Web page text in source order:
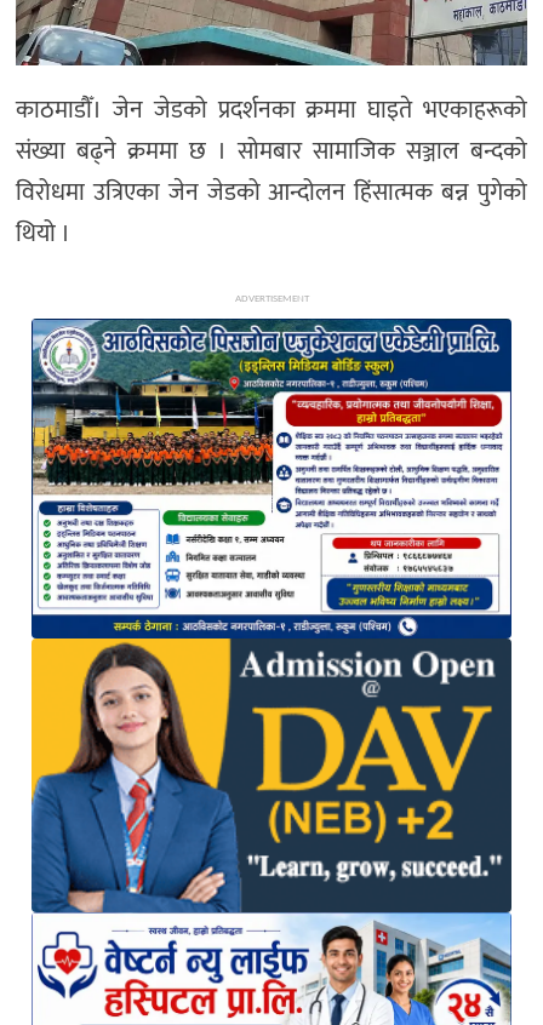
काठमाडौँ। जेन जेडको प्रदर्शनका क्रममा घाइते भएकाहरूको
संख्या बढ्ने क्रममा छ । सोमबार सामाजिक सञ्जाल बन्दको
विरोधमा उत्रिएका जेन जेडको आन्दोलन हिंसात्मक बन्न पुगेको
थियो ।
ADVERTISEMENT